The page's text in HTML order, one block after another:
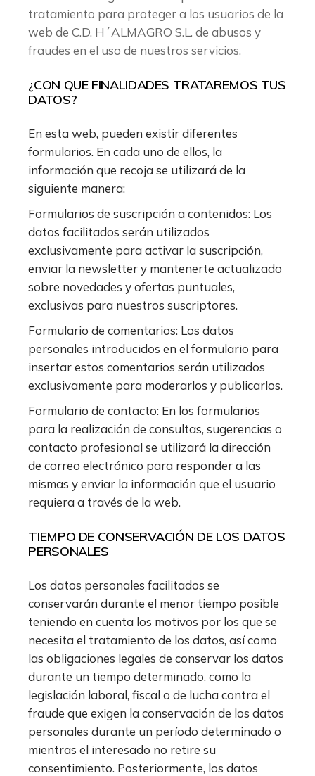
tratamiento para proteger a los usuarios de la
web de C.D. H´ALMAGRO S.L. de abusos y
fraudes en el uso de nuestros servicios.
¿CON QUE FINALIDADES TRATAREMOS TUS
DATOS?
En esta web, pueden existir diferentes
formularios. En cada uno de ellos, la
información que recoja se utilizará de la
siguiente manera:
Formularios de suscripción a contenidos: Los
datos facilitados serán utilizados
exclusivamente para activar la suscripción,
enviar la newsletter y mantenerte actualizado
sobre novedades y ofertas puntuales,
exclusivas para nuestros suscriptores.
Formulario de comentarios: Los datos
personales introducidos en el formulario para
insertar estos comentarios serán utilizados
exclusivamente para moderarlos y publicarlos.
Formulario de contacto: En los formularios
para la realización de consultas, sugerencias o
contacto profesional se utilizará la dirección
de correo electrónico para responder a las
mismas y enviar la información que el usuario
requiera a través de la web.
TIEMPO DE CONSERVACIÓN DE LOS DATOS
PERSONALES
Los datos personales facilitados se
conservarán durante el menor tiempo posible
teniendo en cuenta los motivos por los que se
necesita el tratamiento de los datos, así como
las obligaciones legales de conservar los datos
durante un tiempo determinado, como la
legislación laboral, fiscal o de lucha contra el
fraude que exigen la conservación de los datos
personales durante un período determinado o
mientras el interesado no retire su
consentimiento. Posteriormente, los datos